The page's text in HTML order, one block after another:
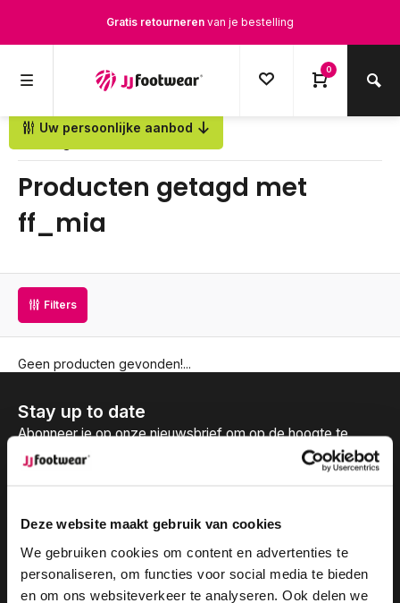
Deze website maakt gebruik van cookies
We gebruiken cookies om content en advertenties te
personaliseren, om functies voor social media te bieden
en om ons websiteverkeer te analyseren. Ook delen we
Gratis retourneren van je bestelling
0
Uw persoonlijke aanbod
Producten getagd met
ff_mia
Filters
Geen producten gevonden!...
Stay up to date
Abonneer je op onze nieuwsbrief om op de hoogte te
blijven.
Abonneer